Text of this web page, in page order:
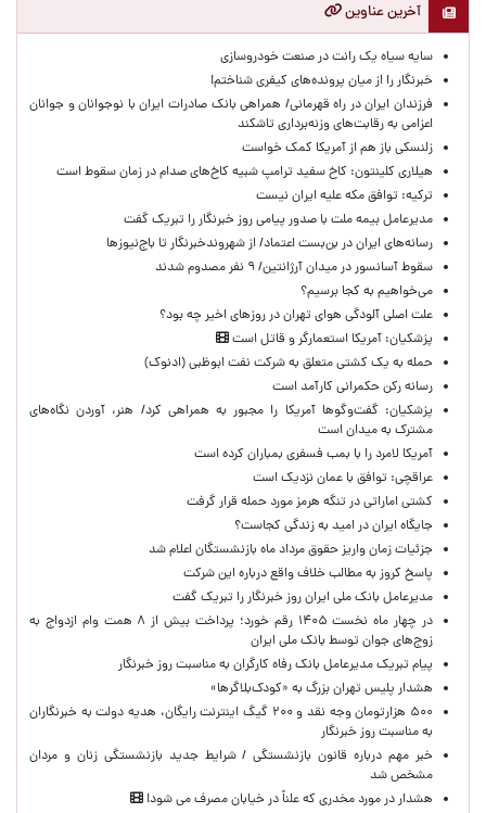
آخرین عناوین
سایه سیاه یک رانت در صنعت خودروسازی
خبرنگار را از میان پرونده‌های کیفری شناختم!
​فرزندان ایران در راه قهرمانی/ همراهی بانک صادرات ایران با نوجوانان و جوانان
اعزامی به رقابت‌های وزنه‌برداری تاشکند
زلنسکی باز هم از آمریکا کمک خواست
هیلاری کلینتون: کاخ سفید ترامپ شبیه کاخ‌های صدام در زمان سقوط است
ترکیه: توافق مکه علیه ایران نیست
مدیرعامل بیمه ملت با صدور پیامی روز خبرنگار را تبریک گفت
رسانه‌های ایران در بن‌بست اعتماد/ از شهروندخبرنگار تا باج‌نیوزها
سقوط آسانسور در میدان آرژانتین/ ۹ نفر مصدوم شدند
می‌خواهیم به کجا برسیم؟
علت اصلی آلودگی هوای تهران در روزهای اخیر چه بود؟
پزشکیان: آمریکا استعمارگر و قاتل است
حمله به یک کشتی متعلق به شرکت نفت ابوظبی (ادنوک)
رسانه رکن حکمرانی کارآمد است
پزشکیان: گفت‌وگوها آمریکا را مجبور به همراهی کرد/ هنر، آوردن نگاه‌های
مشترک به میدان است
آمریکا لامرد را با بمب فسفری بمباران کرده است
عراقچی: توافق با عمان نزدیک است
کشتی اماراتی در تنگه هرمز مورد حمله قرار گرفت
جایگاه ایران در امید به زندگی کجاست؟
جزئیات زمان واریز حقوق مرداد ماه بازنشستگان اعلام شد
پاسخ کروز به مطالب خلاف واقع درباره این شرکت
مدیرعامل بانک ملی ایران روز خبرنگار را تبریک گفت
در چهار ماه نخست ۱۴۰۵ رقم خورد؛ پرداخت بیش از ۸ همت وام ازدواج به
زوج‌های جوان توسط بانک ملی ایران
پیام تبریک مدیرعامل بانک رفاه کارگران به مناسبت روز خبرنگار
هشدار پلیس تهران بزرگ به «کودک‌بلاگرها»
۵۰۰ هزارتومان وجه نقد و ۲۰۰ گیگ اینترنت رایگان، هدیه دولت به خبرنگاران
به مناسبت روز خبرنگار
خبر مهم درباره قانون بازنشستگی / شرایط جدید بازنشستگی زنان و مردان
مشخص شد
هشدار در مورد مخدری که علناً در خیابان مصرف می شود!